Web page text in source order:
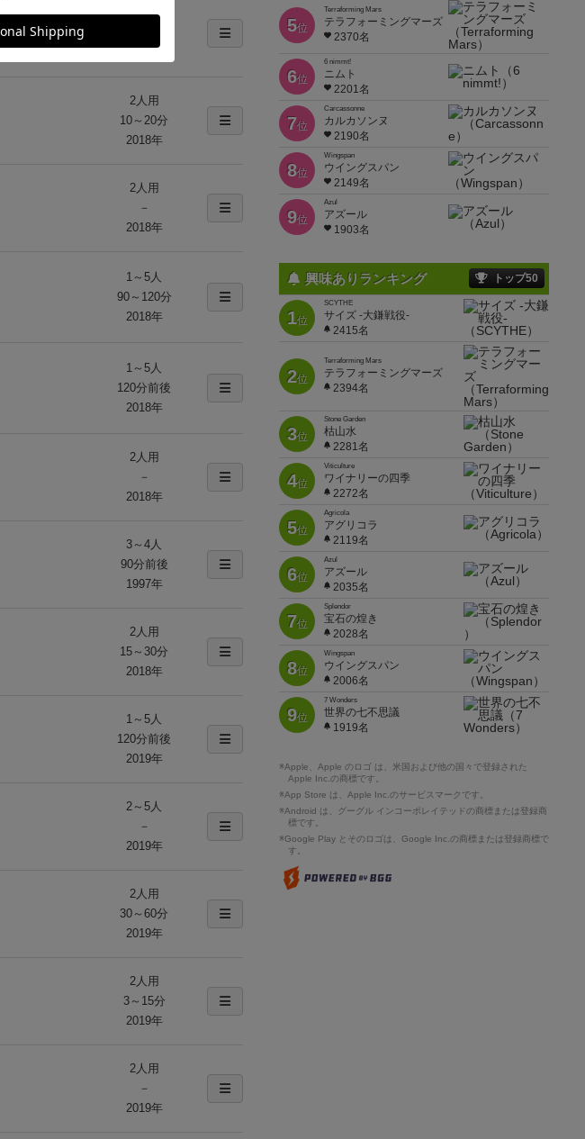
1～2人
2人用
10～20分
2018年
2人用
－
2018年
1～5人
90～120分
2018年
1～5人
120分前後
2018年
2人用
－
2018年
3～4人
90分前後
1997年
2人用
15～30分
2018年
1～5人
120分前後
2019年
2～5人
－
2019年
2人用
30～60分
2019年
2人用
3～15分
2019年
2人用
－
2019年
5位
Terraforming Mars
テラフォーミングマーズ
2370名
6位
6 nimmt!
ニムト
2201名
7位
Carcassonne
カルカソンヌ
2190名
8位
Wingspan
ウイングスパン
2149名
9位
Azul
アズール
1903名
興味ありランキング トップ50
1位
SCYTHE
サイズ -大鎌戦役-
2415名
2位
Terraforming Mars
テラフォーミングマーズ
2394名
3位
Stone Garden
枯山水
2281名
4位
Viticulture
ワイナリーの四季
2272名
5位
Agricola
アグリコラ
2119名
6位
Azul
アズール
2035名
7位
Splendor
宝石の煌き
2028名
8位
Wingspan
ウイングスパン
2006名
9位
7 Wonders
世界の七不思議
1919名
※Apple、Apple のロゴ は、米国および他の国々で登録された
Apple Inc.の商標です。
※App Store は、Apple Inc.のサービスマークです。
※Android は、グーグル インコーポレイテッドの商標または登録商
標です。
※Google Play とそのロゴは、Google Inc.の商標または登録商標で
す。